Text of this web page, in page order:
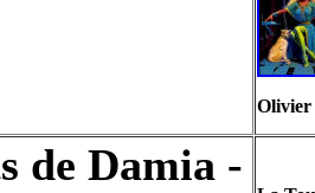
Olivier
de Damia -